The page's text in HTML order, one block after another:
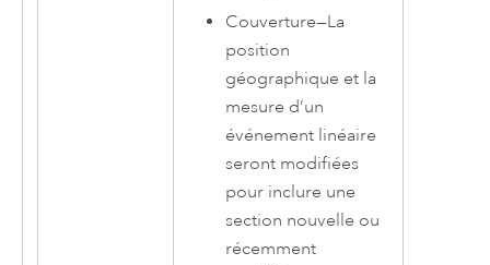
Couverture—La
position
géographique et la
mesure d’un
événement linéaire
seront modifiées
pour inclure une
section nouvelle ou
récemment